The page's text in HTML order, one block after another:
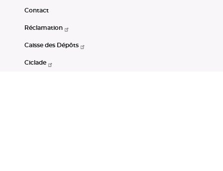
Contact
Réclamation
Caisse des Dépôts
Ciclade